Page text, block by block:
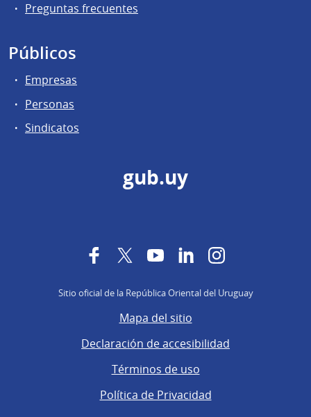
Preguntas frecuentes
Públicos
Empresas
Personas
Sindicatos
gub.uy
FacebookTwitterYouTubeLinkedInInstagram
Sitio oficial de la República Oriental del Uruguay
Mapa del sitio
Declaración de accesibilidad
Términos de uso
Política de Privacidad